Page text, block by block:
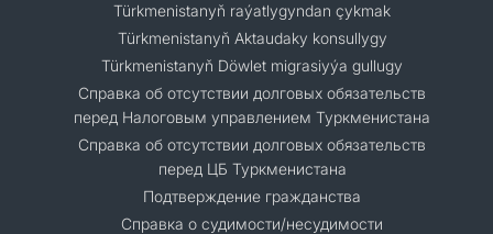
Türkmenistanyň raýatlygyndan çykmak
Türkmenistanyň Aktaudaky konsullygy
Türkmenistanyň Döwlet migrasiyýa gullugy
Справка об отсутствии долговых обязательств
перед Налоговым управлением Туркменистана
Справка об отсутствии долговых обязательств
перед ЦБ Туркменистана
Подтверждение гражданства
Справка о судимости/несудимости